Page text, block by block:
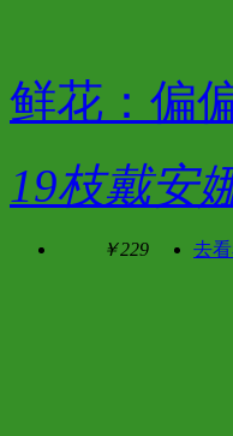
鲜花：偏
19枝戴安
￥229 去